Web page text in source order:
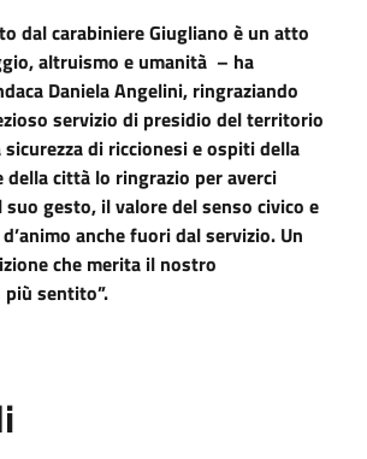
dal carabiniere Giugliano è un atto
altruismo e umanità – ha
Daniela Angelini, ringraziando
servizio di presidio del territorio
sicurezza di riccionesi e ospiti della
della città lo ringrazio per averci
gesto, il valore del senso civico e
anche fuori dal servizio. Un
che merita il nostro
sentito”.